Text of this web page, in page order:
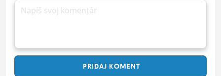
Napíš svoj komentár
PRIDAJ KOMENT